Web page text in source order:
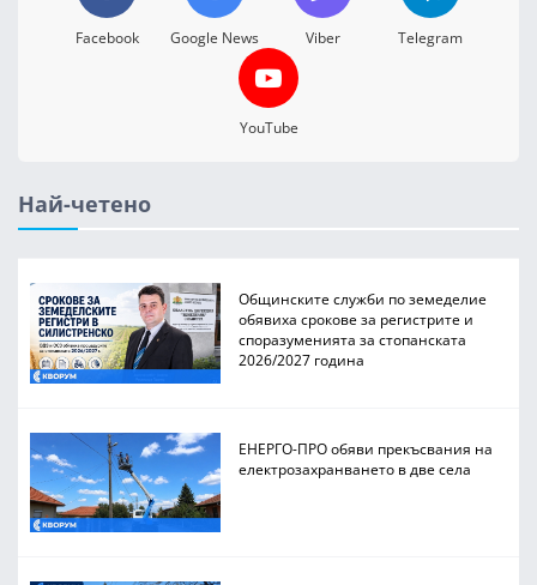
Facebook Google News Viber Telegram
YouTube
Най-четено
Общинските служби по земеделие
обявиха срокове за регистрите и
споразуменията за стопанската
2026/2027 година
ЕНЕРГО-ПРО обяви прекъсвания на
електрозахранването в две села